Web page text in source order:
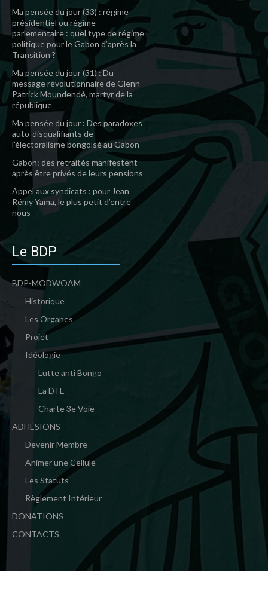
Ma pensée du jour (33) : régime
présidentiel ou régime
parlementaire : quel type de régime
politique pour le Gabon d’après la
Transition ?
Ma pensée du jour (31) : Du
message révolutionnaire de Glenn
Patrick Moundendé, martyr de la
république
Ma pensée du jour : Des paradoxes
auto-disqualifiants de
l’électoralisme bongoïsé au Gabon
Gabon: des retraités manifestent
après être privés de leurs pensions
Appel aux syndicats : pour Jean
Rémy Yama, le plus petit d’entre
nous
Le BDP
BDP-MODWOAM
Historique
Les Organes
Projet
Idéologie
Lutte anti Bongo
La DTE
Charte 3e Voie
ADHÉSIONS
Devenir Membre
Animer une Cellule
Les Statuts
Règlement Intérieur
DONATIONS
CONTACTS